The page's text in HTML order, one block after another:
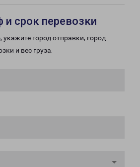
и срок перевозки
город отправки, город
и вес груза.